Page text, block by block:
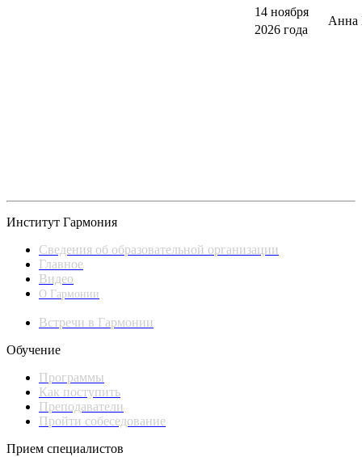
14 ноября
2026 года
Анна
Институт Гармония
Сведения об образовательной организации
Главное
Видео
О Гармонии
Встречи в Гармонии
Обучение
Программы
Как поступить
Преподаватели
Пройти собеседование
Прием специалистов